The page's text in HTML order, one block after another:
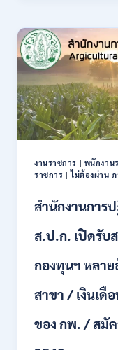
สอบ
เป็น
ข้าร
56
อัตรา
หล
ตำ
/
ปว
ป.ต
หล
/
ต้อง
ภาค
ของ
/
งานราชการ | พนักงาน
ราชการ |ไม่ต้องผ่าน
สำนักงานการ
ส.ป.ก. เปิดรับ
กองทุนฯ หลา
สาขา / เงินเดื
ของ กพ. / สมัค